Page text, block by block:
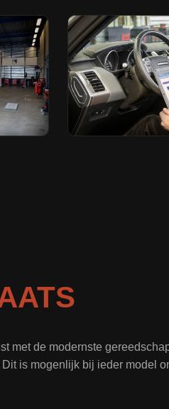
met de modernste
is mogenlijk bij ieder model